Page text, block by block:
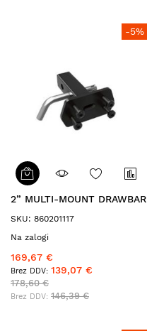
-5%
2” MULTI-MOUNT DRAWBAR
SKU: 860201117
Na zalogi
169,67 €
139,07 €
178,60 €
146,39 €